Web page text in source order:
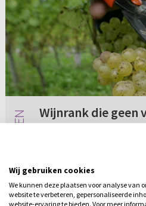
Wijnrank die geen
1-6). Een week later
preek over dit thema.
anders. Ik kan helaas
Geen reacties
Wij gebruiken cookies
We kunnen deze plaatsen voor analyse van
website te verbeteren, gepersonaliseerde
website-ervaring te bieden. Voor meer